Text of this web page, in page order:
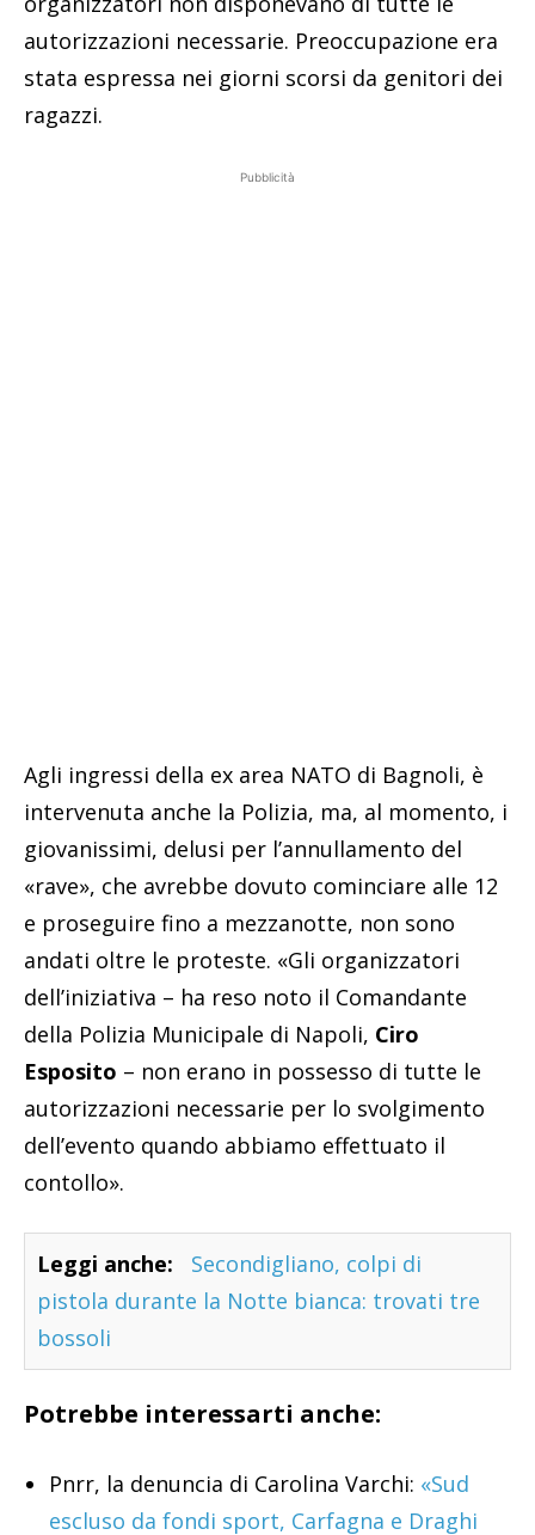
autorizzazioni necessarie. Preoccupazione era
stata espressa nei giorni scorsi da genitori dei
ragazzi.
Pubblicità
Agli ingressi della ex area NATO di Bagnoli, è
intervenuta anche la Polizia, ma, al momento, i
giovanissimi, delusi per l’annullamento del
«rave», che avrebbe dovuto cominciare alle 12
e proseguire fino a mezzanotte, non sono
andati oltre le proteste. «Gli organizzatori
dell’iniziativa – ha reso noto il Comandante
della Polizia Municipale di Napoli, Ciro
Esposito – non erano in possesso di tutte le
autorizzazioni necessarie per lo svolgimento
dell’evento quando abbiamo effettuato il
contollo».
Leggi anche:
Secondigliano, colpi di
pistola durante la Notte bianca: trovati tre
bossoli
Potrebbe interessarti anche:
Pnrr, la denuncia di Carolina Varchi: «Sud
escluso da fondi sport, Carfagna e Draghi